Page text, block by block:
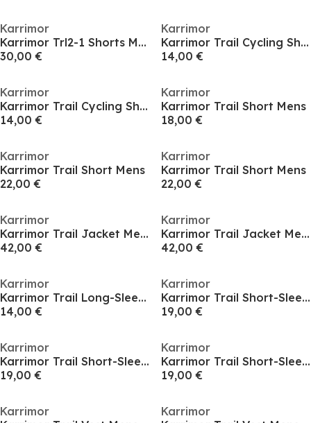
Karrimor
Karrimor Trl2-1 Shorts Mens
30,00 €
Karrimor
Karrimor Trail Cycling Shorts Mens
14,00 €
Karrimor
Karrimor Trail Cycling Shorts Mens
14,00 €
Karrimor
Karrimor Trail Short Mens
18,00 €
Karrimor
Karrimor Trail Short Mens
22,00 €
Karrimor
Karrimor Trail Short Mens
22,00 €
Karrimor
Karrimor Trail Jacket Mens
42,00 €
Karrimor
Karrimor Trail Jacket Mens
42,00 €
Karrimor
Karrimor Trail Long-Sleeve Tee Mens
14,00 €
Karrimor
Karrimor Trail Short-Sleeve Tee Mens
19,00 €
Karrimor
Karrimor Trail Short-Sleeve Tee Mens
19,00 €
Karrimor
Karrimor Trail Short-Sleeve Tee Mens
19,00 €
Karrimor
Karrimor